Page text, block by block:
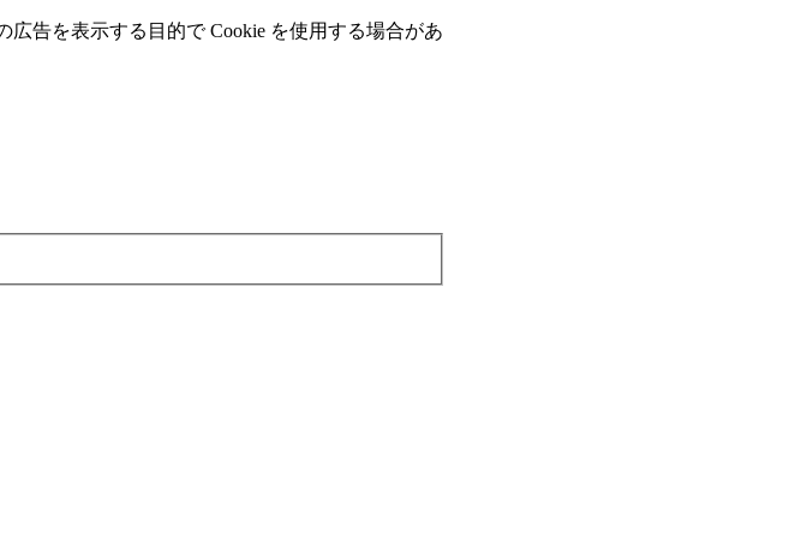
告を表⽰する⽬的で Cookie を使⽤する場合があ